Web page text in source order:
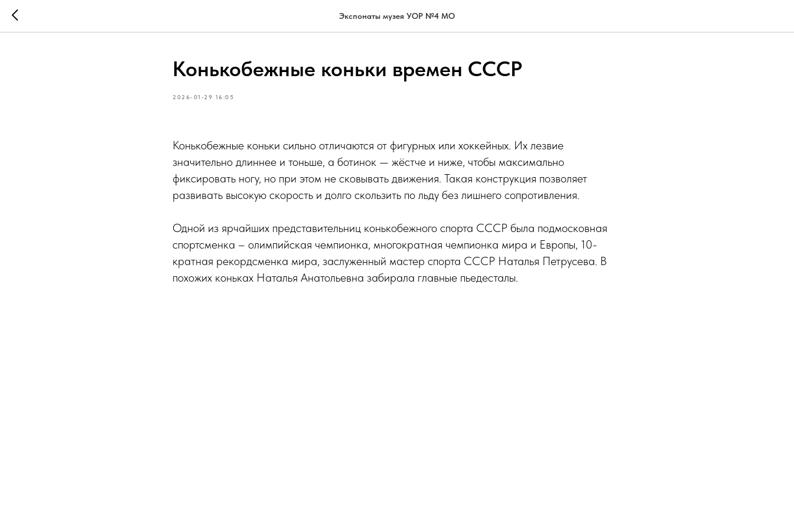
Экспонаты музея УОР №4 МО
Конькобежные коньки времен СССР
2026-01-29 16:05
Конькобежные коньки сильно отличаются от фигурных или хоккейных. Их лезвие
значительно длиннее и тоньше, а ботинок — жёстче и ниже, чтобы максимально
фиксировать ногу, но при этом не сковывать движения. Такая конструкция позволяет
развивать высокую скорость и долго скользить по льду без лишнего сопротивления.
Одной из ярчайших представительниц конькобежного спорта СССР была подмосковная
спортсменка – олимпийская чемпионка, многократная чемпионка мира и Европы, 10-
кратная рекордсменка мира, заслуженный мастер спорта СССР Наталья Петрусева. В
похожих коньках Наталья Анатольевна забирала главные пьедесталы.